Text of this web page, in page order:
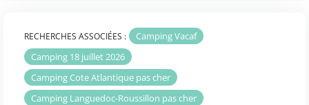
RECHERCHES ASSOCIÉES :
Camping Vacaf
Camping 18 juillet 2026
Camping Cote Atlantique pas cher
Camping Languedoc-Roussillon pas cher